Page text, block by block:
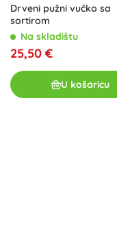
Drveni pužni vučko sa
sortirom
Na skladištu
25,50 €
U košaricu